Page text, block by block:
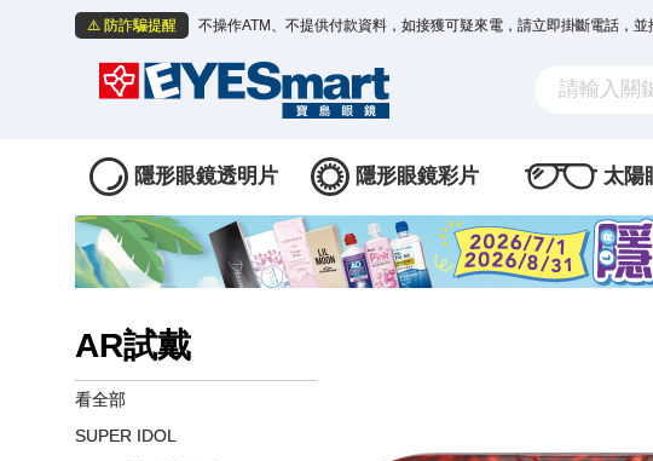
⚠️ 防詐騙提醒 不操作ATM、不提供付款資料，如接獲可疑來電，請立即掛斷電話，並
隱形眼鏡透明片 隱形眼鏡彩片 太陽
AR試戴
看全部
SUPER IDOL